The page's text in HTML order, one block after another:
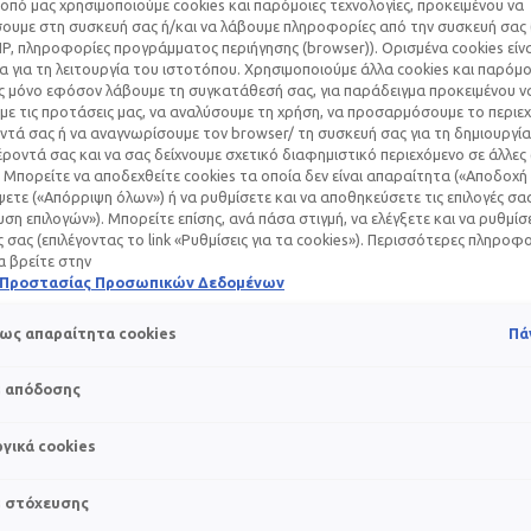
ΕΝΥΔΑΤΙΚΉ
ΓΙΑ ΛΙΠΑΡΉ
παρεξηγημένη. Η γυαλάδα της, οι ορατοί πόροι και η
ως έναν τύπο δέρματος που χρειάζεται έλεγχο και
και αναντικατάστατη κίνηση στην περιποίηση του δέρματος,
λιπαρό δέρμα, από την υπερβολική έκκριση σμήγματος
για έναν από τους μεγαλύτερους skincare μύθους,
καθώς και το πώς θα βρείτε την καλύτερη ενυδατική
μας χρησιμοποιούμε cookies και παρόμοιες τεχνολογίες, προκειμένου να
στη συσκευή σας ή/και να λάβουμε πληροφορίες από την συσκευή σας
πληροφορίες προγράμματος περιήγησης (browser)). Ορισμένα cookies
για τη λειτουργία του ιστοτόπου. Χρησιμοποιούμε άλλα cookies και
μόνο εφόσον λάβουμε τη συγκατάθεσή σας, για παράδειγμα προκειμένου
τις προτάσεις μας, να αναλύσουμε τη χρήση, να προσαρμόσουμε το
σας ή να αναγνωρίσουμε τον browser/ τη συσκευή σας για τη
σας και να σας δείχνουμε σχετικό διαφημιστικό περιεχόμενο σε άλλες
Μπορείτε να αποδεχθείτε cookies τα οποία δεν είναι απαραίτητα
(«Απόρριψη όλων») ή να ρυθμίσετε και να αποθηκεύσετε τις επιλογές
επιλογών»). Μπορείτε επίσης, ανά πάσα στιγμή, να ελέγξετε και να
σας (επιλέγοντας το link «Ρυθμίσεις για τα cookies»). Περισσότερες
βρείτε στην
Προστασίας Προσωπικών Δεδομένων
απαραίτητα cookies
απόδοσης
cookies
στόχευσης